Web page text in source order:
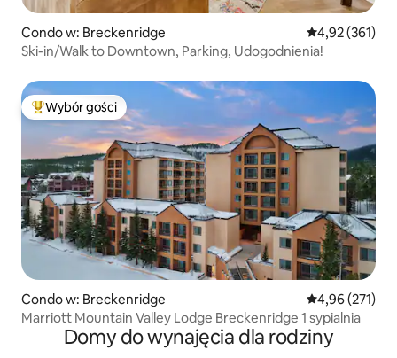
Condo w: Breckenridge Średnia
4,92 (361)
Ski-in/Walk to Downtown, Parking, Udogodnienia!
Najpopularniejsze z kategorii Wybór gości
Wybór gości
Condo w: Breckenridge Średnia
4,96 (271)
Marriott Mountain Valley Lodge Breckenridge 1 sypialnia
Domy do wynajęcia dla rodziny